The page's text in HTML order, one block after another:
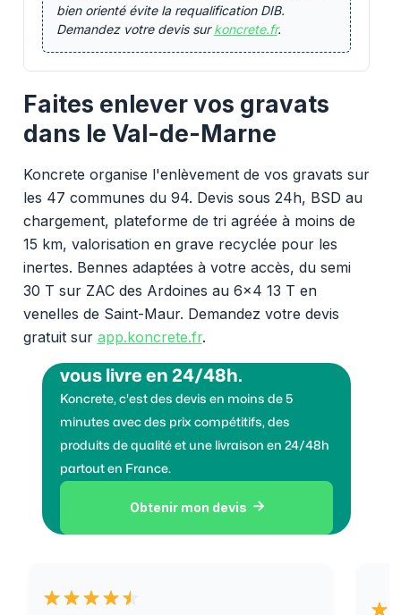
bien orienté évite la requalification DIB.
Demandez votre devis surkoncrete.fr.
Faites enlever vos gravats
dans le Val-de-Marne
Koncrete organise l'enlèvement de vos gravats sur
les 47 communes du 94. Devis sous 24h, BSD au
chargement, plateforme de tri agréée à moins de
15 km, valorisation en grave recyclée pour les
inertes. Bennes adaptées à votre accès, du semi
30 T sur ZAC des Ardoines au 6x4 13 T en
venelles de Saint-Maur. Demandez votre devis
gratuit sur app.koncrete.fr.
vous livre en 24/48h.
Koncrete, c'est des devis en moins de 5
minutes avec des prix compétitifs, des
produits de qualité et une livraison en 24/48h
partout en France.
Obtenir mon devis 